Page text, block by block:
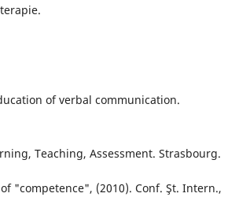
of verbal communication.
Teaching, Assessment. Strasbourg.
"competence", (2010). Conf. Şt. Intern.,